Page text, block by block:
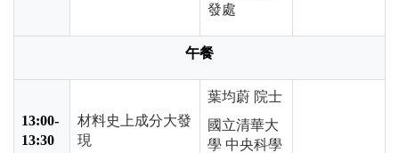
發處
午餐
13:00-
13:30
材料史上成分大發
現
葉均蔚 院士
國立清華大
學 中央科學